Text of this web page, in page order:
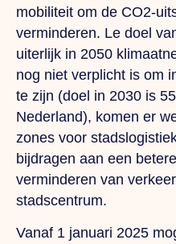
mobiliteit om de CO2-
verminderen. Le doel
uiterlijk in 2050
nog niet verplicht is om
te zijn (doel in 2030 is
Nederland), komen er
zones voor
bijdragen aan een
verminderen van
stadscentrum.
Vanaf 1 januari 2025